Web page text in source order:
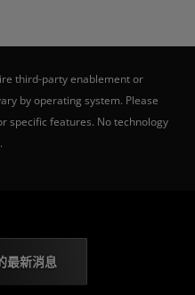
third-party enablement or
by operating system. Please
specific features. No technology
最新消息